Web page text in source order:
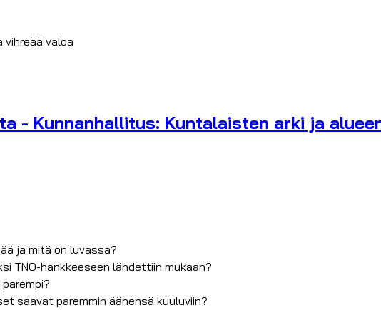
valoa
- Kunnanhallitus: Kuntalaisten arki ja
ja mitä on luvassa?
TNO-hankkeeseen lähdettiin mukaan?
saavat paremmin äänensä kuuluviin?